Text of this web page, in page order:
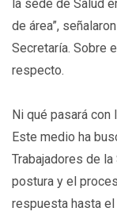
la sede de Salud
de área”,
Secretaría. Sobre
respecto.
Ni qué pasará con
Este medio ha
Trabajadores de
postura y el
respuesta hasta el